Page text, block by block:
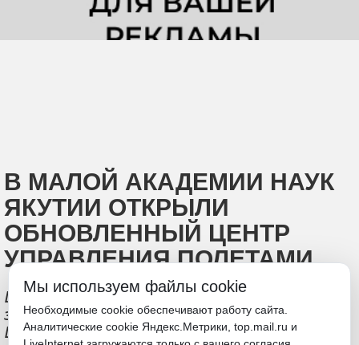
В МАЛОЙ АКАДЕМИИ НАУК
ЯКУТИИ ОТКРЫЛИ
ОБНОВЛЕННЫЙ ЦЕНТР
УПРАВЛЕНИЯ ПОЛЕТАМИ
Школьники запустили стратосферный
зонд на высоту 23 км при поддержке
Целевого фонда будущих поколений
Мы используем файлы cookie
Необходимые cookie обеспечивают работу сайта.
Аналитические cookie Яндекс.Метрики, top.mail.ru и